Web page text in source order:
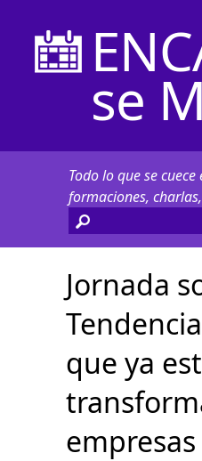
se
Todo lo que se
formaciones,
Jornada
que ya
empresas